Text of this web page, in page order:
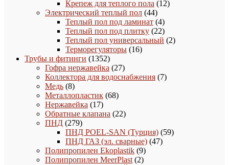
товаров
Крепеж для теплого пола 1212
Электрический теплый пол 4444
товара
Теплый пол под ламинат 44
товара
Теплый пол под плитку 2222
товара
Теплый пол универсальный 22
Терморегуляторы 1616
Трубы и фитинги 13521352
товара
Гофра нержавейка 2727
товаров
Коллектора для водоснабжения 77
Медь 88
товаров
Металлопластик 6868
Нержавейка 1717
товаров
Обратные клапана 2222
ПНД 279279
товаров
ПНД POEL-SAN (Турция) 5959
ПНД ГАЗ (эл. сварные) 4747
Полипропилен Ekoplastik 99
товаров
Полипропилен MeerPlast 22